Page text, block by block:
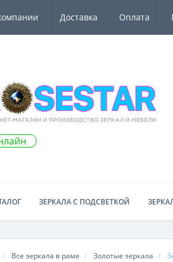
Доставка Оплата
ЗЕРКАЛА С ПОДСВЕТКОЙ
Все зеркала в раме Золотые зеркала